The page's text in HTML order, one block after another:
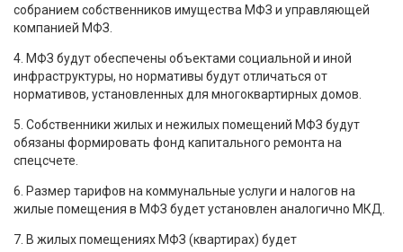
собранием собственников имущества МФЗ и управляющей
компанией МФЗ.
4. МФЗ будут обеспечены объектами социальной и иной
инфраструктуры, но нормативы будут отличаться от
нормативов, установленных для многоквартирных домов.
5. Собственники жилых и нежилых помещений МФЗ будут
обязаны формировать фонд капитального ремонта на
спецсчете.
6. Размер тарифов на коммунальные услуги и налогов на
жилые помещения в МФЗ будет установлен аналогично МКД.
7. В жилых помещениях МФЗ (квартирах) будет